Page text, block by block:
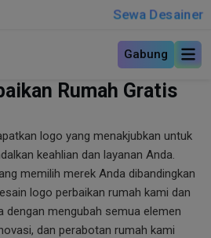
Sewa Desainer
Gabung
Rumah Gratis
logo yang menakjubkan untuk
keahlian dan layanan Anda.
memilih merek Anda dibandingkan
logo perbaikan rumah kami dan
dengan mengubah semua elemen
dan perabotan rumah kami